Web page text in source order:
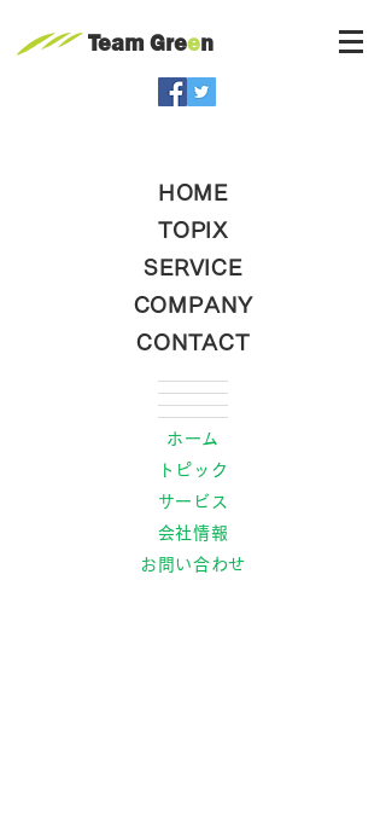
Team Green
HOME
TOPIX
SERVICE
COMPANY
CONTACT
ホーム
トピック
サービス
会社情報
お問い合わせ